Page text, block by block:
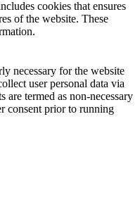
cookies that ensures
of the website. These
necessary for the website
user personal data via
are termed as non-necessary
consent prior to running